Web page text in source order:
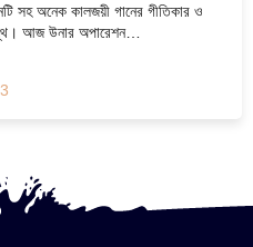
সহ অনেক কালজয়ী গানের গীতিকার ও
আজ উনার অপারেশন…